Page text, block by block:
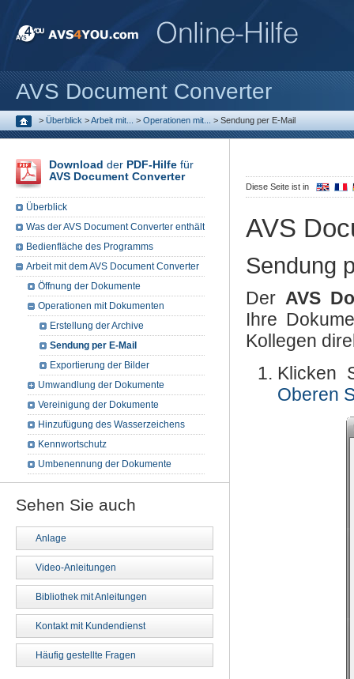
AVS Document Converter
> Überblick >Arbeit mit... > Operationen mit... > Sendung per E-Mail
Diese Seite ist in
AVS
Sendung
Der AVS
Ihre
Kollegen
Klicken
Oberen
Download der PDF-Hilfe für
AVS Document Converter
Überblick
Was der AVS Document Converter enthält
Bedienfläche des Programms
Arbeit mit dem AVS Document Converter
Öffnung der Dokumente
Operationen mit Dokumenten
Erstellung der Archive
Sendung per E-Mail
Exportierung der Bilder
Umwandlung der Dokumente
Vereinigung der Dokumente
Hinzufügung des Wasserzeichens
Kennwortschutz
Umbenennung der Dokumente
Sehen Sie auch
Anlage
Video-Anleitungen
Bibliothek mit Anleitungen
Kontakt mit Kundendienst
Häufig gestellte Fragen